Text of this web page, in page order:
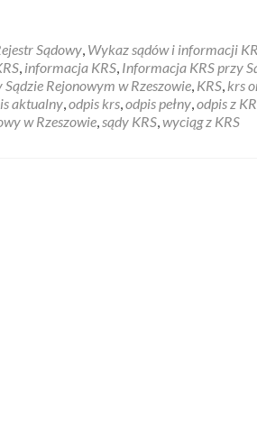
Sądowy, Wykaz sądów i informacji
, informacja KRS, Informacja KRS przy
Rejonowym w Rzeszowie, KRS, krs
aktualny,odpis krs,odpis pełny,odpis z
w Rzeszowie,sądy KRS,wyciąg z KRS